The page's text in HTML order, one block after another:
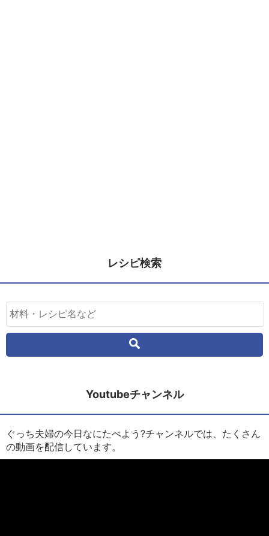
レシピ検索
Youtubeチャンネル
ぐっち夫婦の今日なにたべよう?チャンネルでは、たくさん
の動画を配信しています。